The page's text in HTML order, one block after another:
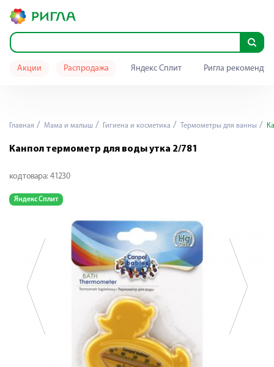
Акции Распродажа Яндекс Сплит Ригла
Главная Мама и малыш Гигиена и косметика Термометры для ванны
Канпол термометр для воды утка 2/781
код товара: 41230
Яндекс Сплит